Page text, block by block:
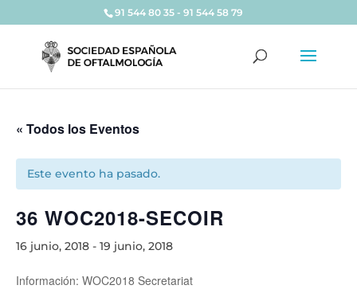
91 544 80 35 - 91 544 58 79
« Todos los Eventos
Este evento ha pasado.
36 WOC2018-SECOIR
16 junio, 2018 - 19 junio, 2018
Información: WOC2018 Secretariat